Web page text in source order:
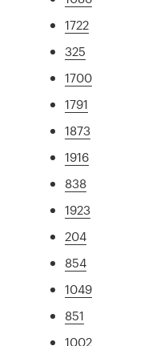
1722
325
1700
1791
1873
1916
838
1923
204
854
1049
851
1002